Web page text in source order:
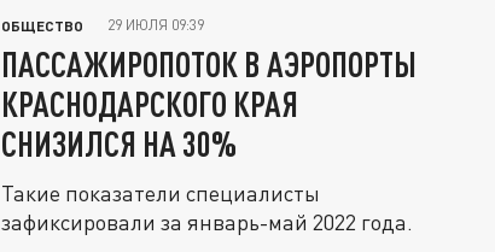
ОБЩЕСТВО 29 ИЮЛЯ 09:39
ПАССАЖИРОПОТОК В АЭРОПОРТЫ
КРАСНОДАРСКОГО КРАЯ
СНИЗИЛСЯ НА 30%
Такие показатели специалисты
зафиксировали за январь-май 2022 года.